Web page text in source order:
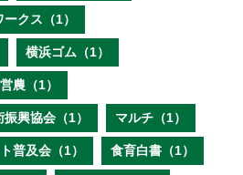
クス（1）
横浜ゴム（1）
農（1）
興協会（1） マルチ（1）
普及会（1） 食育白書（1）